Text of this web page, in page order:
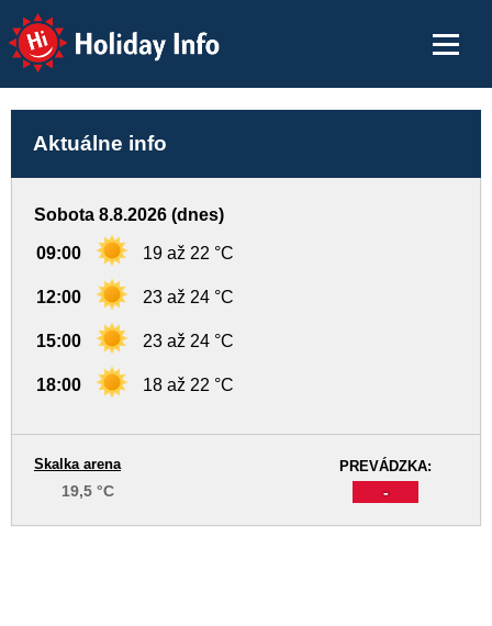
Holiday Info
Aktuálne info
Sobota 8.8.2026 (dnes)
09:00 19 až 22 °C
12:00 23 až 24 °C
15:00 23 až 24 °C
18:00 18 až 22 °C
PREVÁDZKA:
-
Skalka arena
19,5 °C